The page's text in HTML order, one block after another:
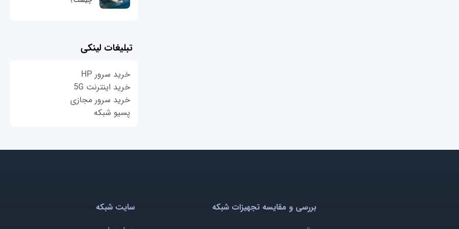
تبلیغات لینکی
خرید سرور HP
خرید اینترنت 5G
خرید سرور مجازی
پسیو شبکه
بررسی و مقایسه تجهیزات شبکه
سایت شبکه